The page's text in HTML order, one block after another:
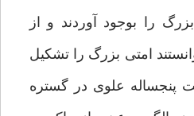
را بوجود آوردند و از
امتى بزرگ را تشکیل
پنجساله علوى در گستره